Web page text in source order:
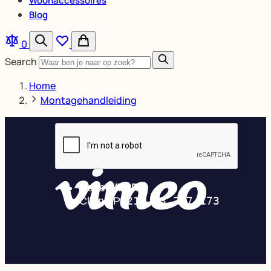
Blog
0
Search
Home
Montagehandleiding